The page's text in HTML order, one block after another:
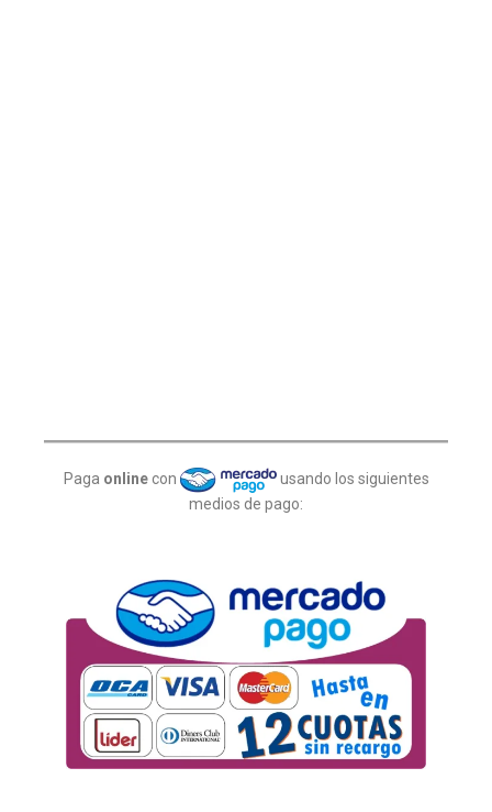
Paga online con
usando los siguientes
medios de pago: